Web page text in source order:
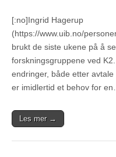
[:no]Ingrid Hagerup
(https://www.uib.no/
brukt de siste ukene på å
forskningsgruppene ved
endringer, både etter
er imidlertid et behov for
Les mer →